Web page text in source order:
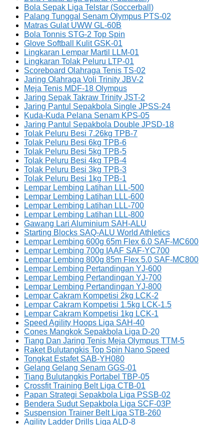
Bola Sepak Liga Telstar (Soccerball)
Palang Tunggal Senam Olympus PTS-02
Matras Gulat UWW GL-60B
Bola Tonnis STG-2 Top Spin
Glove Softball Kulit GSK-01
Lingkaran Lempar Martil LLM-01
Lingkaran Tolak Peluru LTP-01
Scoreboard Olahraga Tenis TS-02
Jaring Olahraga Voli Trinity JBV-2
Meja Tenis MDF-18 Olympus
Jaring Sepak Takraw Trinity JST-2
Jaring Pantul Sepakbola Single JPSS-24
Kuda-Kuda Pelana Senam KPS-05
Jaring Pantul Sepakbola Double JPSD-18
Tolak Peluru Besi 7.26kg TPB-7
Tolak Peluru Besi 6kg TPB-6
Tolak Peluru Besi 5kg TPB-5
Tolak Peluru Besi 4kg TPB-4
Tolak Peluru Besi 3kg TPB-3
Tolak Peluru Besi 1kg TPB-1
Lempar Lembing Latihan LLL-500
Lempar Lembing Latihan LLL-600
Lempar Lembing Latihan LLL-700
Lempar Lembing Latihan LLL-800
Gawang Lari Aluminium SAH-ALU
Starting Blocks SAQ-ALU World Athletics
Lempar Lembing 600g 65m Flex 6.0 SAF-MC600
Lempar Lembing 700g IAAF SAF-YC700
Lempar Lembing 800g 85m Flex 5.0 SAF-MC800
Lempar Lembing Pertandingan YJ-600
Lempar Lembing Pertandingan YJ-700
Lempar Lembing Pertandingan YJ-800
Lempar Cakram Kompetisi 2kg LCK-2
Lempar Cakram Kompetisi 1.5kg LCK-1.5
Lempar Cakram Kompetisi 1kg LCK-1
Speed Agility Hoops Liga SAH-40
Cones Mangkok Sepakbola Liga D-20
Tiang Dan Jaring Tenis Meja Olympus TTM-5
Raket Bulutangkis Top Spin Nano Speed
Tongkat Estafet SAB-YH080
Gelang Gelang Senam GGS-01
Tiang Bulutangkis Portabel TBP-05
Crossfit Training Belt Liga CTB-01
Papan Strategi Sepakbola Liga PSSB-02
Bendera Sudut Sepakbola Liga SCF-03P
Suspension Trainer Belt Liga STB-260
Agility Ladder Drills Liga ALD-8